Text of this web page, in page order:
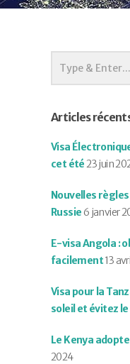
Articles
Visa
cet été23 juin
Nouvelles
Russie 6 janvier
E-visa Angola :
facilement13
Visa pour la
soleil et évitez
Le Kenya adopte
2024